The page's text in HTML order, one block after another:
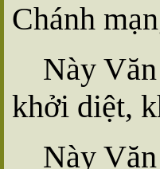
Chánh
Này
khởi diệt,
Này